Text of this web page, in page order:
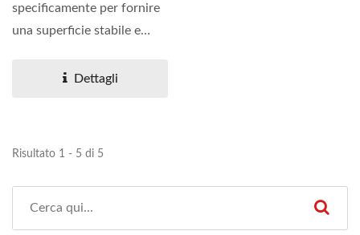
specificamente per fornire
una superficie stabile e
Dettagli
Risultato 1 - 5 di 5